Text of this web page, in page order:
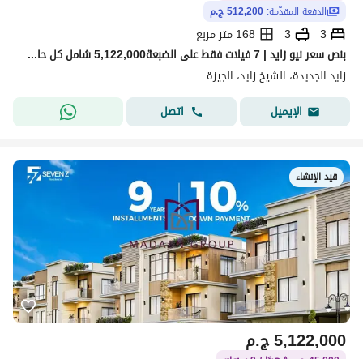
الدفعة المقدّمة: 512,200 ج.م
3
3
168 متر مربع
بنص سعر نيو زايد | 7 فيلات فقط على الضبعة5,122,000 شامل كل حاجة | مقدم 10% وتقسيط 9 سنين وسط سوديك وبالمير | أقل سعر إطلاق في نيو زيد الجديدة
زايد الجديدة، الشيخ زايد، الجيزة
الإيميل
اتصل
قيد الإنشاء
ج.م5,122,000